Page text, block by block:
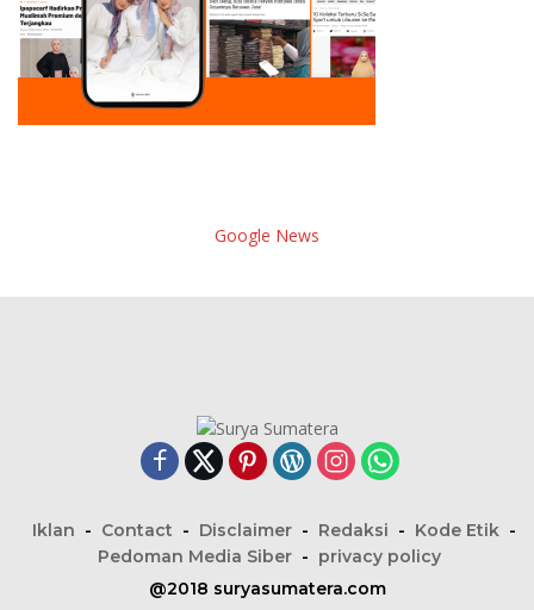
Google News
Iklan Contact Disclaimer Redaksi
Kode Etik
Pedoman Media Siber
privacy policy
@2018 suryasumatera.com